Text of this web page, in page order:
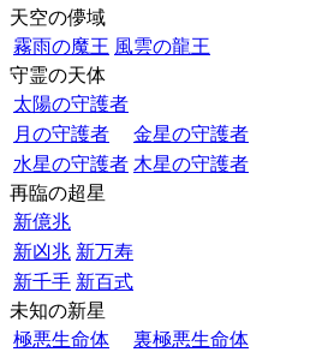
天空の儚域
霧雨の魔王 風雲の龍王
守霊の天体
太陽の守護者
月の守護者
金星の守護者
水星の守護者 木星の守護者
再臨の超星
新億兆
新凶兆 新万寿
新千手 新百式
未知の新星
極悪生命体
裏極悪生命体